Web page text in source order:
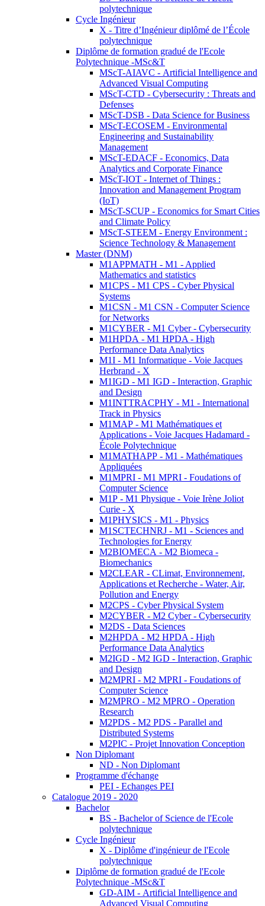
polytechnique
Cycle Ingénieur
X - Titre d’Ingénieur diplômé de l’École
polytechnique
Diplôme de formation gradué de l'Ecole
Polytechnique -MSc&T
MScT-AIAVC - Artificial Intelligence and
Advanced Visual Computing
MScT-CTD - Cybersecurity : Threats and
Defenses
MScT-DSB - Data Science for Business
MScT-ECOSEM - Environmental
Engineering and Sustainability
Management
MScT-EDACF - Economics, Data
Analytics and Corporate Finance
MScT-IOT - Internet of Things :
Innovation and Management Program
(IoT)
MScT-SCUP - Economics for Smart Cities
and Climate Policy
MScT-STEEM - Energy Environment :
Science Technology & Management
Master (DNM)
M1APPMATH - M1 - Applied
Mathematics and statistics
M1CPS - M1 CPS - Cyber Physical
Systems
M1CSN - M1 CSN - Computer Science
for Networks
M1CYBER - M1 Cyber - Cybersecurity
M1HPDA - M1 HPDA - High
Performance Data Analytics
M1I - M1 Informatique - Voie Jacques
Herbrand - X
M1IGD - M1 IGD - Interaction, Graphic
and Design
M1INTTRACPHY - M1 - International
Track in Physics
M1MAP - M1 Mathématiques et
Applications - Voie Jacques Hadamard -
École Polytechnique
M1MATHAPP - M1 - Mathématiques
Appliquées
M1MPRI - M1 MPRI - Foudations of
Computer Science
M1P - M1 Physique - Voie Irène Joliot
Curie - X
M1PHYSICS - M1 - Physics
M1SCTECHNRJ - M1 - Sciences and
Technologies for Energy
M2BIOMECA - M2 Biomeca -
Biomechanics
M2CLEAR - CLimat, Environnement,
Applications et Recherche - Water, Air,
Pollution and Energy
M2CPS - Cyber Physical System
M2CYBER - M2 Cyber - Cybersecurity
M2DS - Data Sciences
M2HPDA - M2 HPDA - High
Performance Data Analytics
M2IGD - M2 IGD - Interaction, Graphic
and Design
M2MPRI - M2 MPRI - Foudations of
Computer Science
M2MPRO - M2 MPRO - Operation
Research
M2PDS - M2 PDS - Parallel and
Distributed Systems
M2PIC - Projet Innovation Conception
Non Diplomant
ND - Non Diplomant
Programme d'échange
PEI - Echanges PEI
Catalogue 2019 - 2020
Bachelor
BS - Bachelor of Science de l'Ecole
polytechnique
Cycle Ingénieur
X - Diplôme d'ingénieur de l'Ecole
polytechnique
Diplôme de formation gradué de l'Ecole
Polytechnique -MSc&T
GD-AIM - Artificial Intelligence and
Advanced Visual Computing